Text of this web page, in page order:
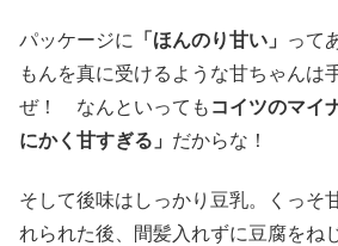
パッケージに 「ほんのり甘い」
って
もんを真に受けるような甘ちゃんは
ぜ！ なんといっても コイツのマイ
にかく甘すぎる」 だからな！
そして後味はしっかり豆乳。くっそ
れられた後、間髪入れずに豆腐をね